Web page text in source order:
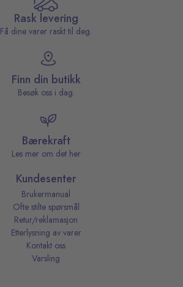
Rask levering
Få dine varer raskt til deg.
Finn din butikk
Besøk oss i dag.
Bærekraft
Les mer om det her
Kundesenter
Brukermanual
Ofte stilte spørsmål
Retur/reklamasjon
Etterlysning av varer
Kontakt oss
Varsling